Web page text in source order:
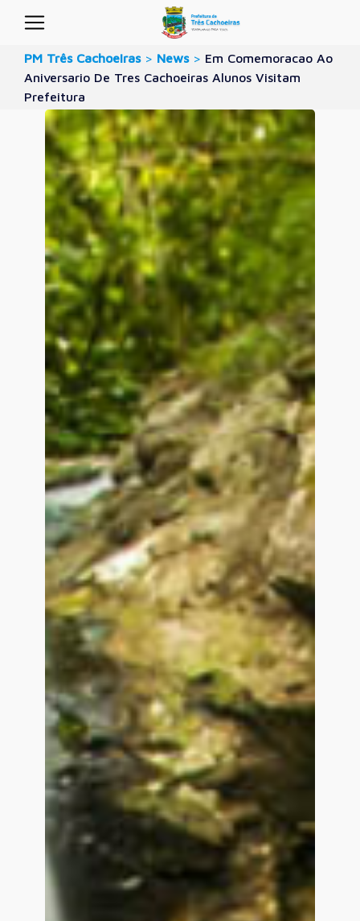
PM Três Cachoeiras > News > Em Comemoracao Ao
Aniversario De Tres Cachoeiras Alunos Visitam
Prefeitura